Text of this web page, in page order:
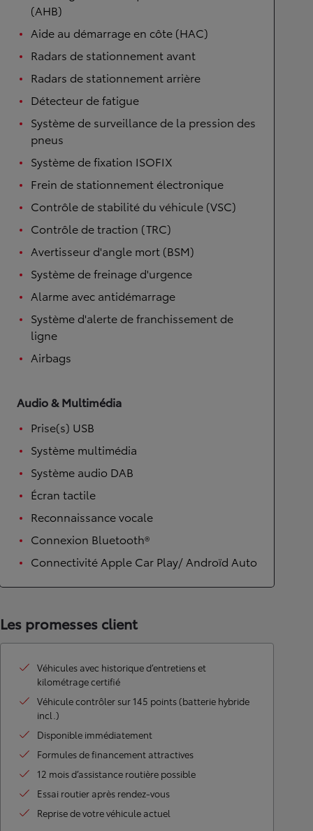
(AHB)
Aide au démarrage en côte (HAC)
Radars de stationnement avant
Radars de stationnement arrière
Détecteur de fatigue
Système de surveillance de la pression des
pneus
Système de fixation ISOFIX
Frein de stationnement électronique
Contrôle de stabilité du véhicule (VSC)
Contrôle de traction (TRC)
Avertisseur d'angle mort (BSM)
Système de freinage d'urgence
Alarme avec antidémarrage
Système d'alerte de franchissement de
ligne
Airbags
Audio & Multimédia
Prise(s) USB
Système multimédia
Système audio DAB
Écran tactile
Reconnaissance vocale
Connexion Bluetooth®
Connectivité Apple Car Play/ Androïd Auto
Les promesses client
Véhicules avec historique d’entretiens et
kilométrage certifié
Véhicule contrôler sur 145 points (batterie hybride
incl.)
Disponible immédiatement
Formules de financement attractives
12 mois d’assistance routière possible
Essai routier après rendez-vous
Reprise de votre véhicule actuel